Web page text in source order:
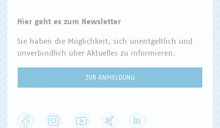
Hier geht es zum Newsletter
Sie haben die Möglichkeit, sich unentgeltlich und
unverbindlich über Aktuelles zu informieren.
ZUR ANMELDUNG
Facebook Instagram YouTube